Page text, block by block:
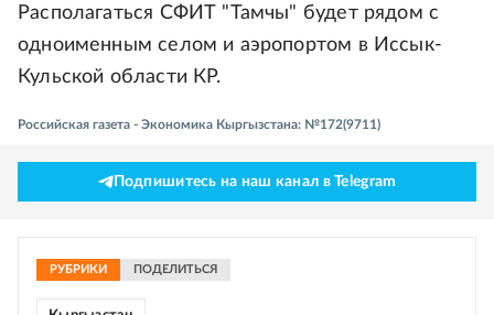
Располагаться СФИТ "Тамчы" будет рядом с
одноименным селом и аэропортом в Иссык-
Кульской области КР.
Российская газета - Экономика Кыргызстана: №172(9711)
Подпишитесь на наш канал в Telegram
РУБРИКИ ПОДЕЛИТЬСЯ